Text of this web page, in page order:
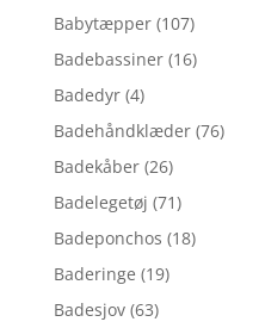
Babytæpper (107)
Badebassiner (16)
Badedyr (4)
Badehåndklæder (76)
Badekåber (26)
Badelegetøj (71)
Badeponchos (18)
Baderinge (19)
Badesjov (63)